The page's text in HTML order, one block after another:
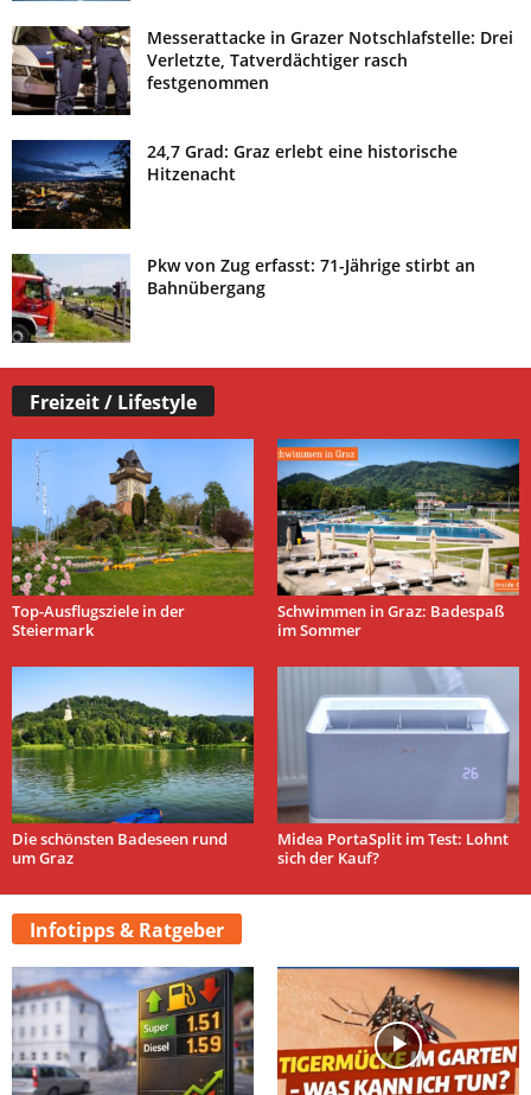
Messerattacke in Grazer Notschlafstelle: Drei
Verletzte, Tatverdächtiger rasch
festgenommen
24,7 Grad: Graz erlebt eine historische
Hitzenacht
Pkw von Zug erfasst: 71-Jährige stirbt an
Bahnübergang
Freizeit / Lifestyle
Top-Ausflugsziele in der
Steiermark
Schwimmen in Graz: Badespaß
im Sommer
Die schönsten Badeseen rund
um Graz
Midea PortaSplit im Test: Lohnt
sich der Kauf?
Infotipps & Ratgeber